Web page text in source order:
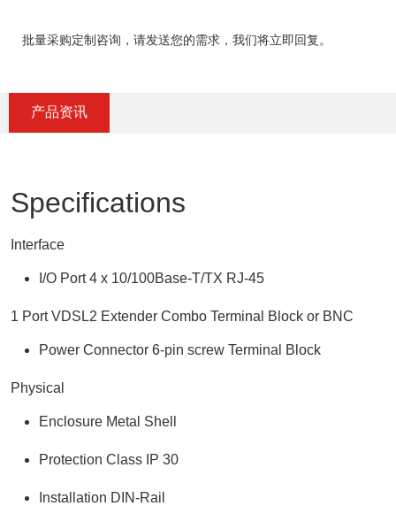
批量采购定制咨询，请发送您的需求，我们将立即回复。
产品资讯
Specifications
Interface
I/O Port 4 x 10/100Base-T/TX RJ-45
1 Port VDSL2 Extender Combo Terminal Block or BNC
Power Connector 6-pin screw Terminal Block
Physical
Enclosure Metal Shell
Protection Class IP 30
Installation DIN-Rail